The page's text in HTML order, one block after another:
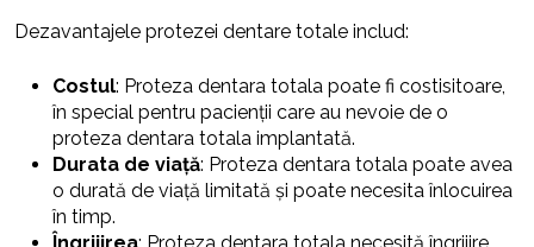
Dezavantajele protezei dentare totale includ:
Costul: Proteza dentara totala poate fi costisitoare,
în special pentru pacienții care au nevoie de o
proteza dentara totala implantată.
Durata de viață: Proteza dentara totala poate avea
o durată de viață limitată și poate necesita înlocuirea
în timp.
Îngrijirea: Proteza dentara totala necesită îngrijire